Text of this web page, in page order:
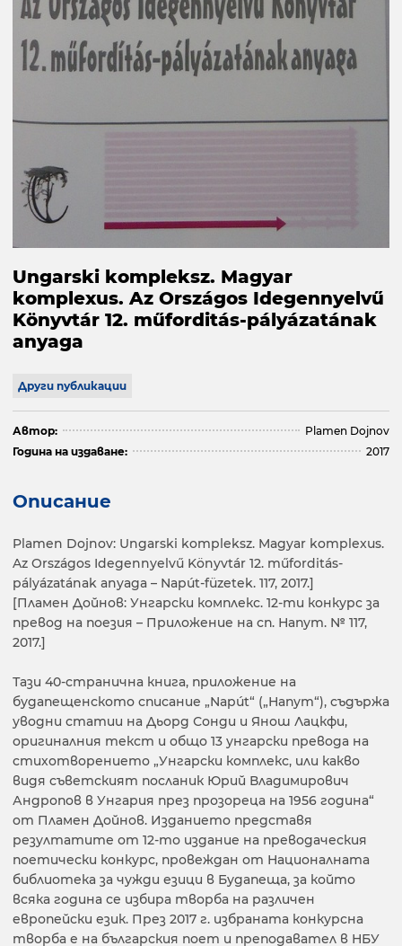
Ungarski kompleksz. Magyar
komplexus. Az Országos Idegennyelvű
Könyvtár 12. műforditás-pályázatának
anyaga
Други публикации
Автор:
Plamen Dojnov
Година на издаване:
2017
Описание
Plamen Dojnov: Ungarski kompleksz. Magyar komplexus.
Az Országos Idegennyelvű Könyvtár 12. műforditás-
pályázatának anyaga – Napút-füzetek. 117, 2017.]
[Пламен Дойнов: Унгарски комплекс. 12-ти конкурс за
превод на поезия – Приложение на сп. Напут. № 117,
2017.]
Тази 40-странична книга, приложение на
будапещенското списание „Napút“ („Напут“), съдържа
уводни статии на Дьорд Сонди и Янош Лацкфи,
оригиналния текст и общо 13 унгарски превода на
стихотворението „Унгарски комплекс, или какво
видя съветският посланик Юрий Владимирович
Андропов в Унгария през прозореца на 1956 година“
от Пламен Дойнов. Изданието представя
резултатите от 12-то издание на преводаческия
поетически конкурс, провеждан от Националната
библиотека за чужди езици в Будапеща, за който
всяка година се избира творба на различен
европейски език. През 2017 г. избраната конкурсна
творба е на българския поет и преподавател в НБУ